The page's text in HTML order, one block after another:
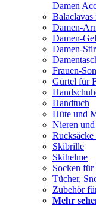
Damen
Balaclavas
Damen-
Damen-
Damen-
Frauen-
Gürtel für
Handtuch
Hüte und
Nieren
Skibrille
Skihelme
Socken für
Tücher,
Zubehör
Mehr